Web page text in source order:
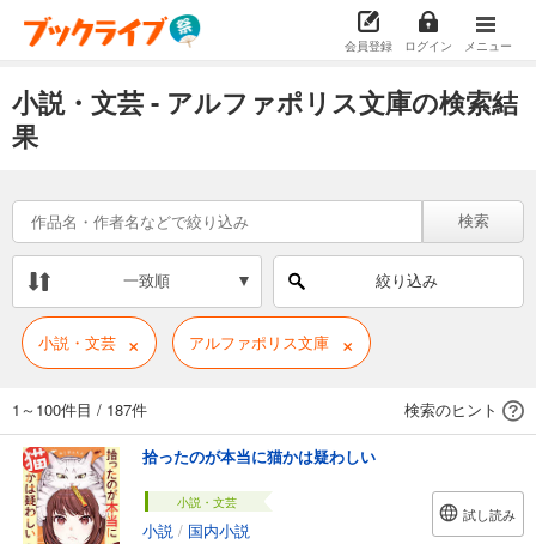
会員登録 ログイン メニュー
小説・文芸 - アルファポリス文庫の検索結
果
検索
一致順 絞り込み
小説・文芸 × アルファポリス文庫 ×
1～100件目 / 187件 検索のヒント
拾ったのが本当に猫かは疑わしい
小説・文芸
小説 / 国内小説
試し読み